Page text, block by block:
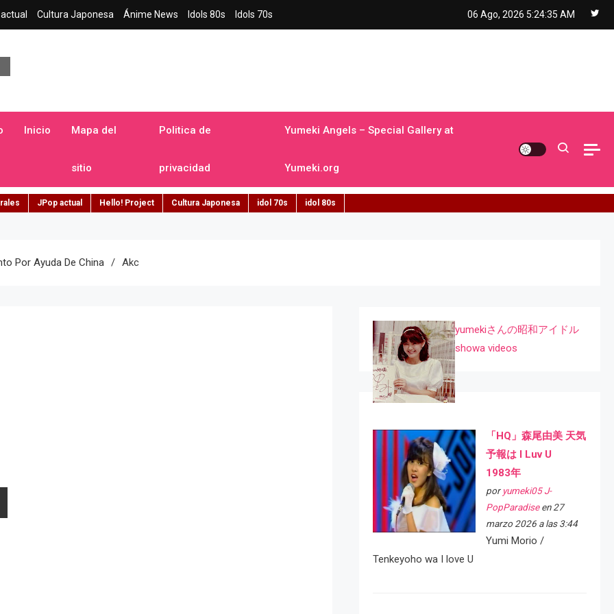
Cultura Japonesa Ánime News Idols 80s Idols 70s 06 Ago, 2026 5:24:36 AM
Inicio Mapa del
sitio
Politica de
privacidad
Yumeki Angels – Special Gallery at
Yumeki.org
JPop actual Hello! Project Cultura Japonesa idol 70s idol 80s
Por Ayuda De China Akc
yumekiさんの昭和アイドル
showa videos
「HQ」森尾由美 天気
予報は I Luv U
1983年
por yumeki05 J-
PopParadiseen 27
marzo 2026 a las 3:44
Yumi Morio /
Tenkeyoho wa I love U